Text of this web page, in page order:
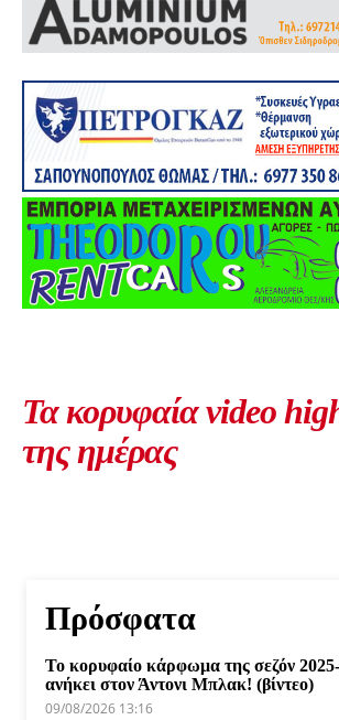
Τα κορυφαία video
της ημέρας
Πρόσφατα
Το κορυφαίο κάρφωμα της σεζόν
ανήκει στον Άντονι Μπλακ! (βίντεο)
09/08/2026 13:16